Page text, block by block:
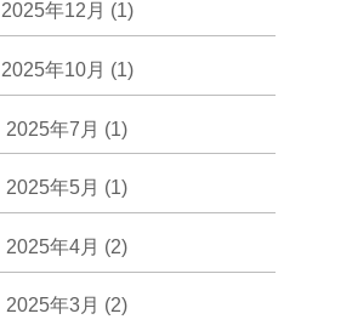
2025年12月 (1)
2025年10月 (1)
2025年7月 (1)
2025年5月 (1)
2025年4月 (2)
2025年3月 (2)